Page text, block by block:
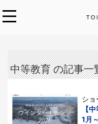
中等教育 の記事一
ショ
【
1月